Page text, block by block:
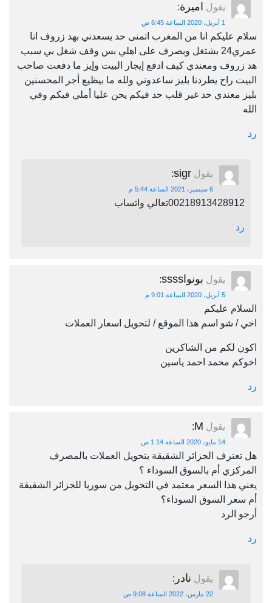
يقول اميرة:
1 أبريل، 2020 الساعة 6:45 ص
سلام عليكم انا من المغرب اتمنى حد يسعدني بهد زروف انا
عمري24 بشتغل وبصرف على اهلي بس وقف شغل بي سبب
هد زروف ومعندي كيف ادفع إيجار البيت وإيز ما دفعت صاحب
البيت راح يطردنا بليز ساعدوني ولله ما بيظيع أجر المحسنين
بليز معندي حد غير قلب حد فيكم يحن عليا أملي فيكم وفي
الله
رد
يقول sigr
:
6 سبتمبر، 2021 الساعة 5:44 م
00218913428912تعالي واتساب
رد
يقول بونواssss :
5 أبريل، 2020 الساعة 9:01 م
السلام عليكم
اخي / شو اسم هذا الموقع / لتحويل اسعار العملات
اكون لكم من الشاكرين
اخوكم محمد احمد ياسين
رد
يقول M
:
14 مايو، 2020 الساعة 1:14 ص
هل تعترف الجزائر الشقيقة بتحويل العملات بالمصرف
المركزي أم بالسوق السوداء ؟
يعني هذا السعر معتمد في التحويل من سوريا للجزائر الشقيقة
أم سعر السوق السوداء؟
أرجو الرد
رد
يقول نادر :
22 مارس، 2022 الساعة 9:08 ص